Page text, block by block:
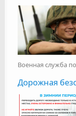
Военная служба
Дорожная